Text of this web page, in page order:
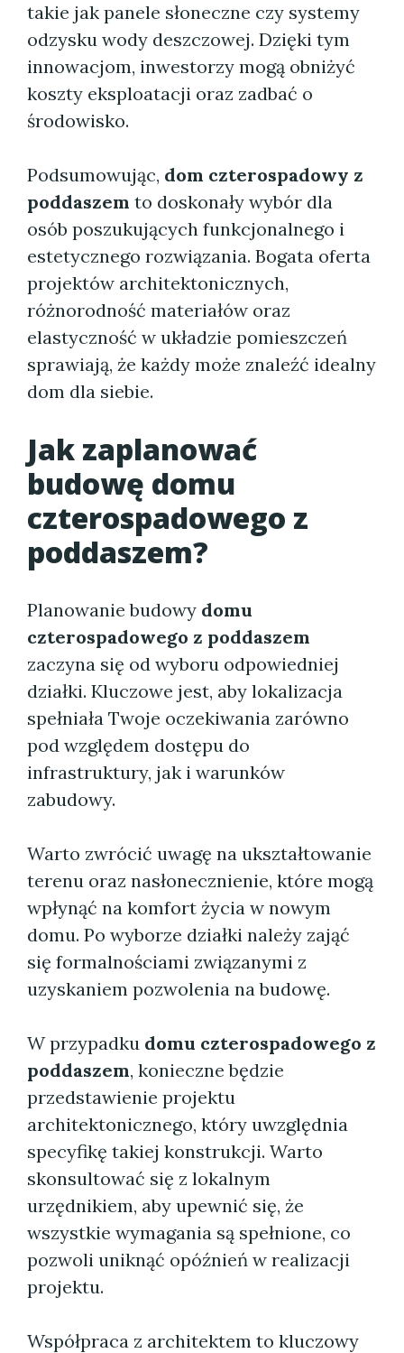
takie jak panele słoneczne czy systemy
odzysku wody deszczowej. Dzięki tym
innowacjom, inwestorzy mogą obniżyć
koszty eksploatacji oraz zadbać o
środowisko.
Podsumowując, dom czterospadowy z
poddaszem to doskonały wybór dla
osób poszukujących funkcjonalnego i
estetycznego rozwiązania. Bogata oferta
projektów architektonicznych,
różnorodność materiałów oraz
elastyczność w układzie pomieszczeń
sprawiają, że każdy może znaleźć idealny
dom dla siebie.
Jak zaplanować
budowę domu
czterospadowego z
poddaszem?
Planowanie budowy domu
czterospadowego z poddaszem
zaczyna się od wyboru odpowiedniej
działki. Kluczowe jest, aby lokalizacja
spełniała Twoje oczekiwania zarówno
pod względem dostępu do
infrastruktury, jak i warunków
zabudowy.
Warto zwrócić uwagę na ukształtowanie
terenu oraz nasłonecznienie, które mogą
wpłynąć na komfort życia w nowym
domu. Po wyborze działki należy zająć
się formalnościami związanymi z
uzyskaniem pozwolenia na budowę.
W przypadku domu czterospadowego z
poddaszem, konieczne będzie
przedstawienie projektu
architektonicznego, który uwzględnia
specyfikę takiej konstrukcji. Warto
skonsultować się z lokalnym
urzędnikiem, aby upewnić się, że
wszystkie wymagania są spełnione, co
pozwoli uniknąć opóźnień w realizacji
projektu.
Współpraca z architektem to kluczowy